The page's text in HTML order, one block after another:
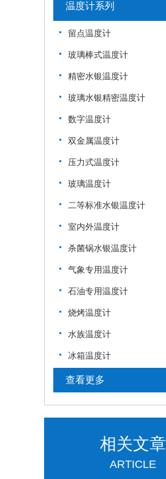
温度计系列
留点温度计
玻璃棒式温度计
精密水银温度计
玻璃水银精密温度计
数字温度计
双金属温度计
压力式温度计
玻璃温度计
二等标准水银温度计
室内外温度计
杀菌锅水银温度计
气象专用温度计
石油专用温度计
烧烤温度计
水族温度计
冰箱温度计
查看更多
相关文章
ARTICLE